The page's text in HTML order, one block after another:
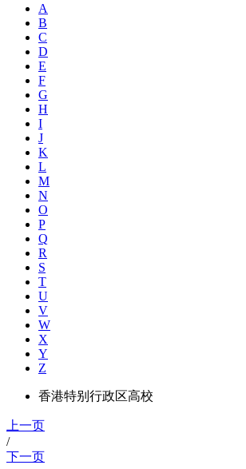
A
B
C
D
E
F
G
H
I
J
K
L
M
N
O
P
Q
R
S
T
U
V
W
X
Y
Z
香港特别行政区高校
上一页
/
下一页